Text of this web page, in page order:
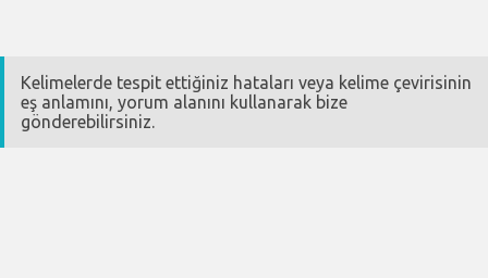
Kelimelerde tespit ettiğiniz hataları veya kelime çevirisinin
eş anlamını, yorum alanını kullanarak bize
gönderebilirsiniz.